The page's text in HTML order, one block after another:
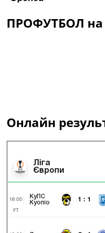
ПРОФУТБОЛ на
Онлайн